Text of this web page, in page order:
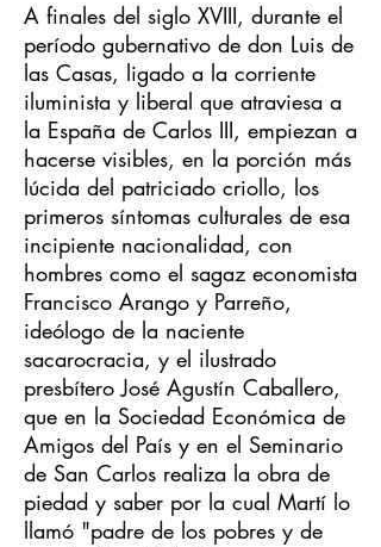
A finales del siglo XVIII, durante el
período gubernativo de don Luis de
las Casas, ligado a la corriente
iluminista y liberal que atraviesa a
la España de Carlos III, empiezan a
hacerse visibles, en la porción más
lúcida del patriciado criollo, los
primeros síntomas culturales de esa
incipiente nacionalidad, con
hombres como el sagaz economista
Francisco Arango y Parreño,
ideólogo de la naciente
sacarocracia, y el ilustrado
presbítero José Agustín Caballero,
que en la Sociedad Económica de
Amigos del País y en el Seminario
de San Carlos realiza la obra de
piedad y saber por la cual Martí lo
llamó "padre de los pobres y de